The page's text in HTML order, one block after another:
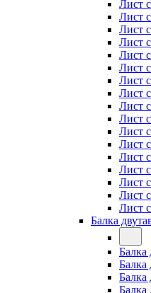
Лист
Лист
Лист
Лист
Лист
Лист
Лист
Лист
Лист
Лист
Лист
Лист
Лист
Лист
Лист
Лист
Лист
Балка
Балка
Балка
Балка
Балка